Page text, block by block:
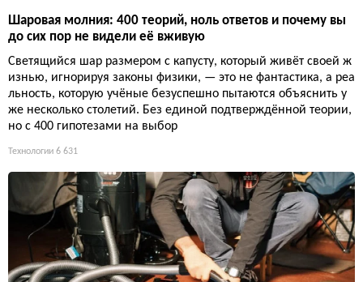
Шаровая молния: 400 теорий, ноль ответов и почему вы
до сих пор не видели её вживую
Светящийся шар размером с капусту, который живёт своей ж
изнью, игнорируя законы физики, — это не фантастика, а реа
льность, которую учёные безуспешно пытаются объяснить у
же несколько столетий. Без единой подтверждённой теории,
но с 400 гипотезами на выбор
Технологии 6 631